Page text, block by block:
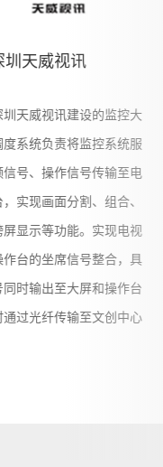
圳天威视讯
圳天威视讯建设的监控大
度系统负责将监控系统服
信号、操作信号传输至电
实现画面分割、组合、
屏显示等功能。实现电视
作台的坐席信号整合，具
同时输出至大屏和操作台
通过光纤传输至文创中心